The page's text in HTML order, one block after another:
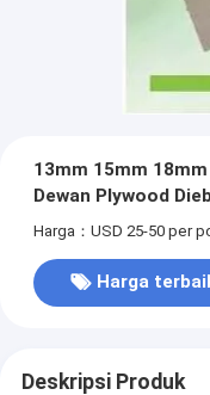
13mm 15mm
Dewan Plywood
Harga：USD 25-50 per
Harga
Deskripsi Produk